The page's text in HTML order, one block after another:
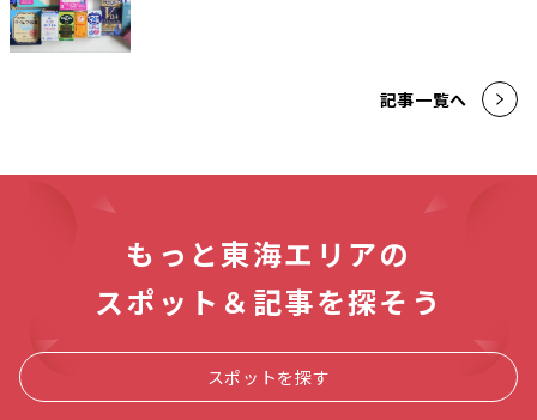
記事一覧へ
もっと東海エリアの
スポット＆記事を探そう
スポットを探す